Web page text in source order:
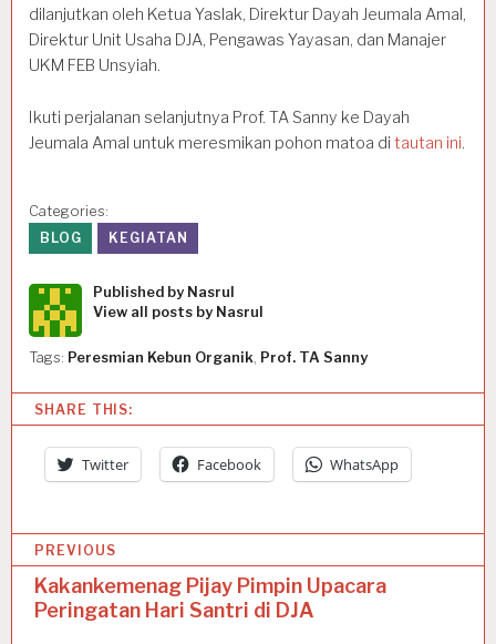
dilanjutkan oleh Ketua Yaslak, Direktur Dayah Jeumala Amal,
Direktur Unit Usaha DJA, Pengawas Yayasan, dan Manajer
UKM FEB Unsyiah.
Ikuti perjalanan selanjutnya Prof. TA Sanny ke Dayah
Jeumala Amal untuk meresmikan pohon matoa di tautan ini.
Categories:
BLOG
KEGIATAN
Published by Nasrul
View all posts by Nasrul
Tags: Peresmian Kebun Organik Prof. TA Sanny
SHARE THIS:
Twitter Facebook WhatsApp
o
PREVIOUS
Kakankemenag Pijay Pimpin Upacara
Peringatan Hari Santri di DJA